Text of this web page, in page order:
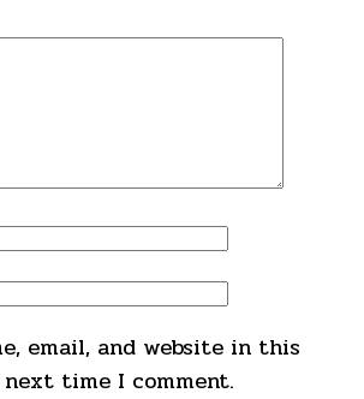
email, and website in this
time I comment.